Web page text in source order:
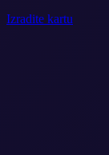
Izradite kartu